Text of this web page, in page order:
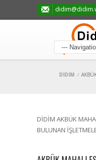
DİDİM /
DİDİM AKBÜK
BULUNAN